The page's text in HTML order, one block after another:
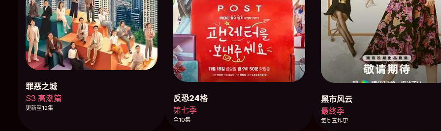
罪恶之城
S3 高潮篇
更新至12集
反恐24格
第七季
全10集
黑市风云
最终季
每周五炸更